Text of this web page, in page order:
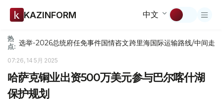
KAZINFORM 中文
热
点: 选举-2026总统府任免事件国情咨文跨里海国际运输路线/中间走廊
07:26, 14 5月 2025
哈萨克铜业出资500万美元参与巴尔喀什湖
保护规划